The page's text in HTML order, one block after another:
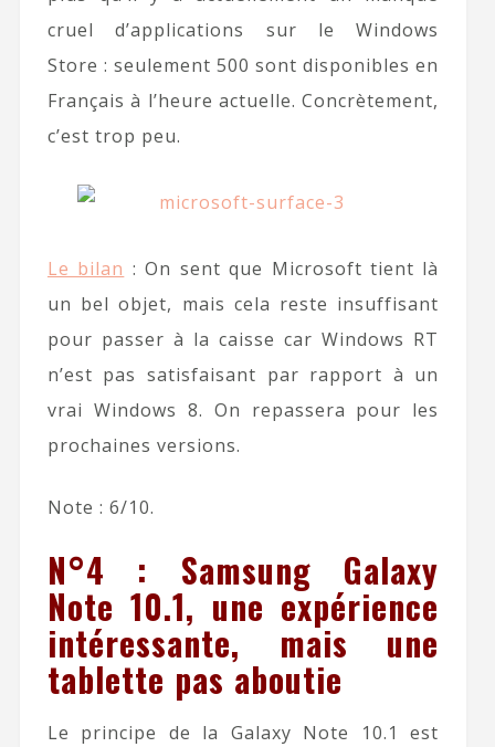
cruel d’applications sur le Windows
Store : seulement 500 sont disponibles en
Français à l’heure actuelle. Concrètement,
c’est trop peu.
Le bilan : On sent que Microsoft tient là
un bel objet, mais cela reste insuffisant
pour passer à la caisse car Windows RT
n’est pas satisfaisant par rapport à un
vrai Windows 8. On repassera pour les
prochaines versions.
Note : 6/10.
N°4 : Samsung Galaxy
Note 10.1, une expérience
intéressante, mais une
tablette pas aboutie
Le principe de la Galaxy Note 10.1 est